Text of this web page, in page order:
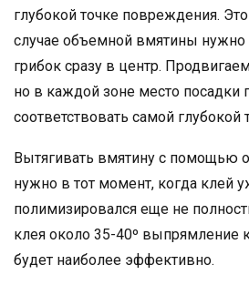
глубокой точке повреждения. Это
случае объемной вмятины нужно
грибок сразу в центр.
но в каждой зоне место посадки
соответствовать самой глубокой
Вытягивать вмятину с помощью
нужно в тот момент, когда клей
полимизировался еще не
клея около 35-40º выпрямление
будет наиболее эффективно.